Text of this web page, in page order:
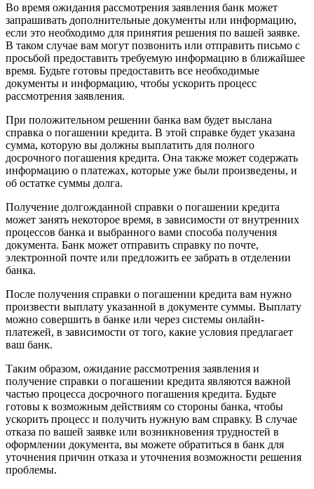
Во время ожидания рассмотрения заявления банк может
запрашивать дополнительные документы или информацию,
если это необходимо для принятия решения по вашей заявке.
В таком случае вам могут позвонить или отправить письмо с
просьбой предоставить требуемую информацию в ближайшее
время. Будьте готовы предоставить все необходимые
документы и информацию, чтобы ускорить процесс
рассмотрения заявления.
При положительном решении банка вам будет выслана
справка о погашении кредита. В этой справке будет указана
сумма, которую вы должны выплатить для полного
досрочного погашения кредита. Она также может содержать
информацию о платежах, которые уже были произведены, и
об остатке суммы долга.
Получение долгожданной справки о погашении кредита
может занять некоторое время, в зависимости от внутренних
процессов банка и выбранного вами способа получения
документа. Банк может отправить справку по почте,
электронной почте или предложить ее забрать в отделении
банка.
После получения справки о погашении кредита вам нужно
произвести выплату указанной в документе суммы. Выплату
можно совершить в банке или через системы онлайн-
платежей, в зависимости от того, какие условия предлагает
ваш банк.
Таким образом, ожидание рассмотрения заявления и
получение справки о погашении кредита являются важной
частью процесса досрочного погашения кредита. Будьте
готовы к возможным действиям со стороны банка, чтобы
ускорить процесс и получить нужную вам справку. В случае
отказа по вашей заявке или возникновения трудностей в
оформлении документа, вы можете обратиться в банк для
уточнения причин отказа и уточнения возможности решения
проблемы.